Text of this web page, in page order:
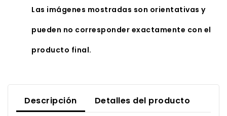
Las imágenes mostradas son orientativas y
pueden no corresponder exactamente con el
producto final.
Descripción Detalles del producto